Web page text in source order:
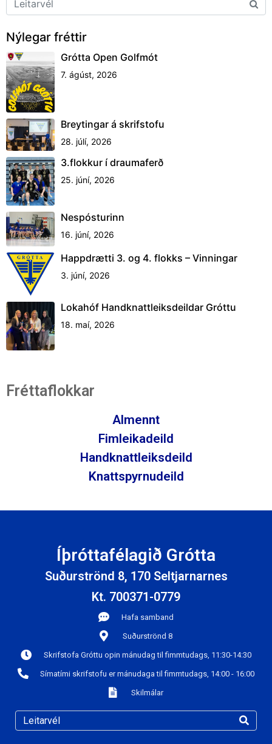
Nýlegar fréttir
Grótta Open Golfmót
7. ágúst, 2026
Breytingar á skrifstofu
28. júlí, 2026
3.flokkur í draumaferð
25. júní, 2026
Nespósturinn
16. júní, 2026
Happdrætti 3. og 4. flokks – Vinningar
3. júní, 2026
Lokahóf Handknattleiksdeildar Gróttu
18. maí, 2026
Fréttaflokkar
Almennt
Fimleikadeild
Handknattleiksdeild
Knattspyrnudeild
Íþróttafélagið Grótta
Suðurströnd 8, 170 Seltjarnarnes
Kt. 700371-0779
Hafa samband
Suðurströnd 8
Skrifstofa Gróttu opin mánudag til fimmtudags, 11:30-14:30
Símatími skrifstofu er mánudaga til fimmtudags, 14:00 - 16:00
Skilmálar